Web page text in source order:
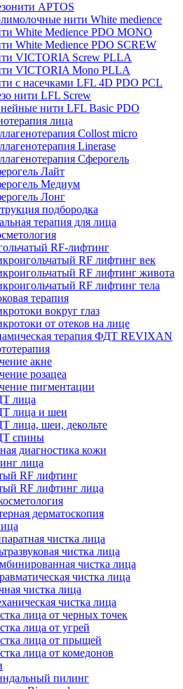
APTOS
нити White medience
White Medience PDO MONO
White Medience PDO SCREW
VICTORIA Screw PLLA
VICTORIA Mono PLLA
с насечками LFL 4D PDO PCL
нити LFL Screw
нити LFL Basic PDO
лица
Collost micro
Linerase
Сферогель
Лайт
Медиум
Лонг
подбородка
терапия для лица
RF-лифтинг
RF лифтинг век
RF лифтинг живота
RF лифтинг тела
терапия
вокруг глаз
от отеков на лице
терапия ФДТ REVIXAN
акне
розацеа
пигментации
лица
лица и шеи
лица, шеи, декольте
спины
диагностика кожи
лица
RF лифтинг
RF лифтинг лица
дерматоскопия
чистка лица
чистка лица
чистка лица
чистка лица
чистка лица
чистка лица
лица от черных точек
лица от угрей
лица от прыщей
лица от комедонов
пилинг